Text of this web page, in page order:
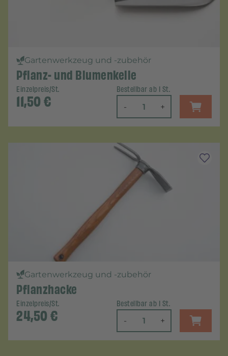
Gartenwerkzeug und -zubehör
Pflanz- und Blumenkelle
Einzelpreis/St.
11,50€
Bestellbar ab 1 St.
- +
Gartenwerkzeug und -zubehör
Pflanzhacke
Einzelpreis/St.
24,50€
Bestellbar ab 1 St.
- +